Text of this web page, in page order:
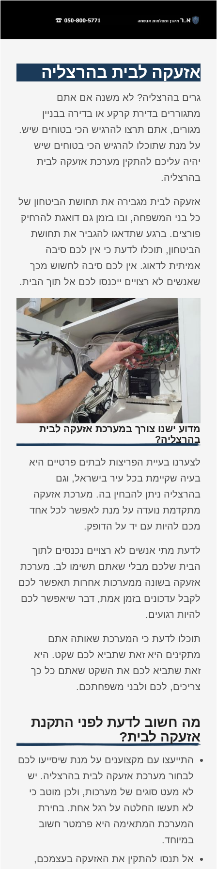
אזעקה לבית בהרצליה
גרים בהרצליה? לא משנה אם אתם
מתגוררים בדירת קרקע או בדירה בבניין
מגורים, אתם תרצו להרגיש הכי בטוחים שיש.
על מנת שתוכלו להרגיש הכי בטוחים שיש
יהיה עליכם להתקין מערכת אזעקה לבית
בהרצליה.
אזעקה לבית מגבירה את תחושת הביטחון של
כל בני המשפחה, ובו בזמן גם דואגת להרחיק
פורצים. ברגע שתדאגו להגביר את תחושת
הביטחון, תוכלו לדעת כי אין לכם סיבה
אמיתית לדאוג. אין לכם סיבה לחשוש מכך
שאנשים לא רצויים ייכנסו לכם אל תוך הבית.
מדוע ישנו צורך במערכת אזעקה לבית
בהרצליה?
לצערנו בעיית הפריצות לבתים פרטיים היא
בעיה שקיימת בכל עיר בישראל, וגם
בהרצליה ניתן להבחין בה. מערכת אזעקה
מתקדמת נועדה על מנת לאפשר לכל אחד
מכם להיות עם יד על הדופק.
לדעת מתי אנשים לא רצויים נכנסים לתוך
הבית שלכם מבלי שאתם תשימו לב. מערכת
אזעקה בשונה ממערכות אחרות תאפשר לכם
לקבל עדכונים בזמן אמת, דבר שיאפשר לכם
להיות רגועים.
תוכלו לדעת כי המערכת שאותה אתם
מתקינים היא זאת שתביא לכם שקט. היא
זאת שתביא לכם את השקט שאתם כל כך
צריכים, לכם ולבני משפחתכם.
מה חשוב לדעת לפני התקנת
אזעקה לבית?
התייעצו עם מקצוענים על מנת שיסייעו לכם
לבחור מערכת אזעקה לבית בהרצליה. יש
לא מעט סוגים של מערכות, ולכן מוטב כי
לא תעשו החלטה על רגל אחת. בחירת
המערכת המתאימה היא פרמטר חשוב
במיוחד.
אל תנסו להתקין את האזעקה בעצמכם,